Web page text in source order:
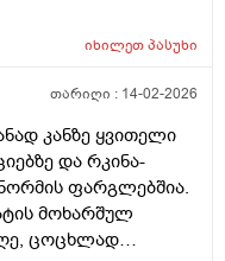
სიმილაკ გოლდ 1.
არ დაიძინა,90
ასეთ დროს 120 გრ
მივეცით 120 გრ
იყო და
და
პირდაპირ 120
იხილეთპასუხი
თარიღი : 14-02-2026
კანზე ყვითელი
და რკინა-
ფარგლებშია.
მოხარშულ
ცოცხლად